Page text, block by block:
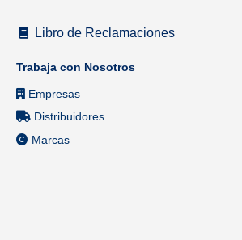
Libro de Reclamaciones
Trabaja con Nosotros
Empresas
Distribuidores
Marcas